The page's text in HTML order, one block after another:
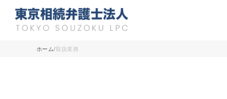
ホーム 取扱業務